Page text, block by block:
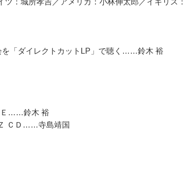
：城所孝吉／アメリカ：小林伸太郎／イギリス
を「ダイレクトカットLP」で聴く……鈴木 裕
Ｅ……鈴木 裕
ＣＤ……寺島靖国